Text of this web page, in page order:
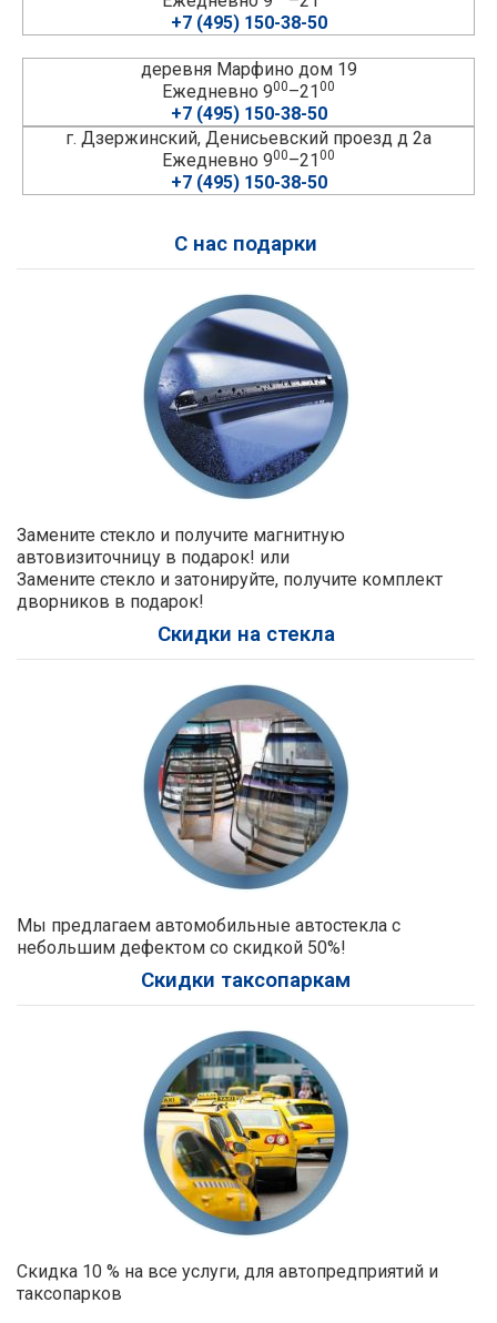
+7 (495) 150-38-50
деревня Марфино дом 19
Ежедневно 900–2100
+7 (495) 150-38-50
г. Дзержинский, Денисьевский проезд д 2а
Ежедневно 900–2100
+7 (495) 150-38-50
С нас подарки
Замените стекло и получите магнитную
автовизиточницу в подарок! или
Замените стекло и затонируйте, получите комплект
дворников в подарок!
Скидки на стекла
Мы предлагаем автомобильные автостекла с
небольшим дефектом со скидкой 50%!
Скидки таксопаркам
Скидка 10 % на все услуги, для автопредприятий и
таксопарков